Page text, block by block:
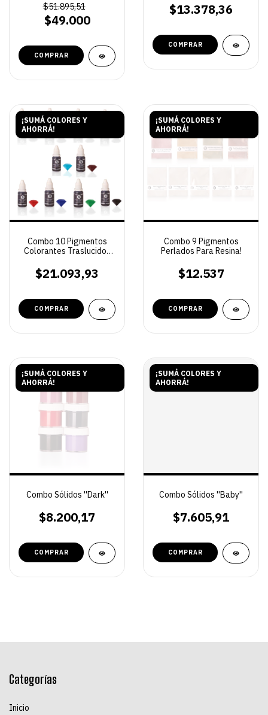
Coleccionable
$51.895,51
$49.000
$13.378,36
¡SUMÁ COLORES Y
AHORRÁ!
Combo 10 Pigmentos
Colorantes Traslucidos
$21.093,93
¡SUMÁ COLORES Y
AHORRÁ!
Combo 9 Pigmentos
Perlados Para Resina!
$12.537
¡SUMÁ COLORES Y
AHORRÁ!
Combo Sólidos ''Dark''
$8.200,17
¡SUMÁ COLORES Y
AHORRÁ!
Combo Sólidos ''Baby''
$7.605,91
Categorías
Inicio